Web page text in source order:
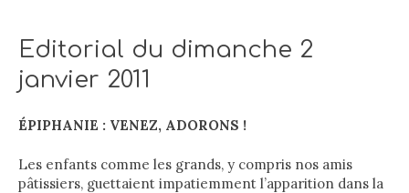
Editorial du dimanche 2
janvier 2011
ÉPIPHANIE : VENEZ, ADORONS !
Les enfants comme les grands, y compris nos amis
pâtissiers, guettaient impatiemment l’apparition dans la